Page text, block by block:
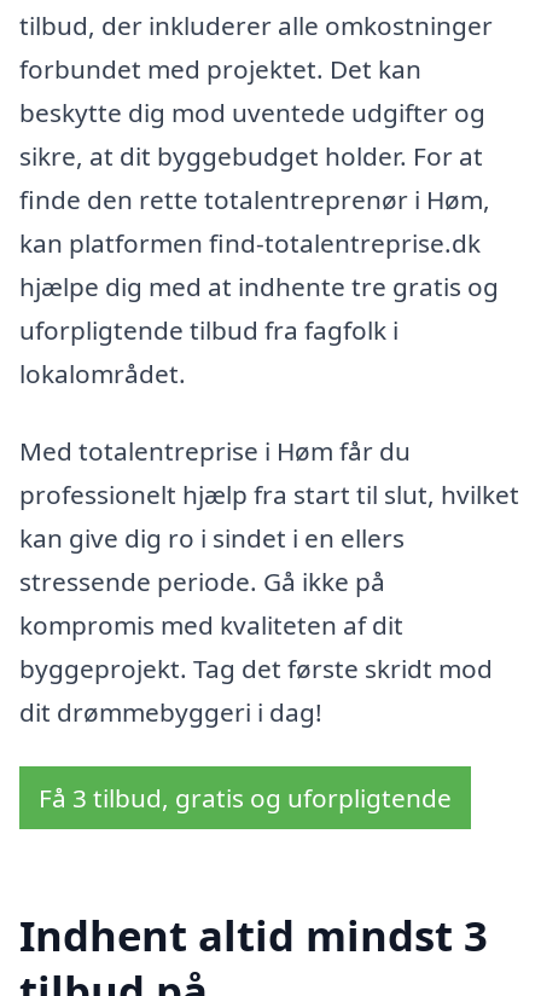
tilbud, der inkluderer alle omkostninger
forbundet med projektet. Det kan
beskytte dig mod uventede udgifter og
sikre, at dit byggebudget holder. For at
finde den rette totalentreprenør i Høm,
kan platformen find-totalentreprise.dk
hjælpe dig med at indhente tre gratis og
uforpligtende tilbud fra fagfolk i
lokalområdet.
Med totalentreprise i Høm får du
professionelt hjælp fra start til slut, hvilket
kan give dig ro i sindet i en ellers
stressende periode. Gå ikke på
kompromis med kvaliteten af dit
byggeprojekt. Tag det første skridt mod
dit drømmebyggeri i dag!
Få 3 tilbud, gratis og uforpligtende
Indhent altid mindst 3